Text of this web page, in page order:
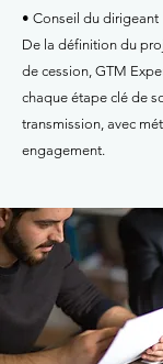
• Conseil du dirigeant
De la définition du
de cession, GTM
chaque étape clé de
transmission, avec
engagement.